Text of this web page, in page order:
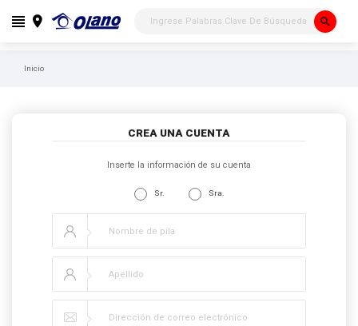
search
Inicio
CREA UNA CUENTA
Inserte la información de su cuenta
Sr. Sra.